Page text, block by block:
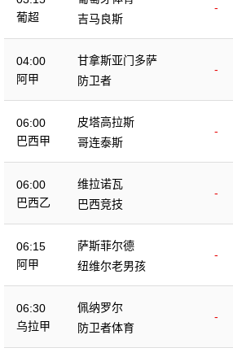
葡超
-
吉马良斯
04:00
阿甲
甘拿斯亚门多萨
-
防卫者
06:00
巴西甲
皮塔高拉斯
-
哥连泰斯
06:00
巴西乙
维拉诺瓦
-
巴西竞技
06:15
阿甲
萨斯菲尔德
-
纽维尔老男孩
06:30
乌拉甲
佩纳罗尔
-
防卫者体育